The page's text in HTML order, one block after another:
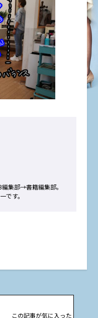
集部→書籍編集部。
です。
この記事が気に入った